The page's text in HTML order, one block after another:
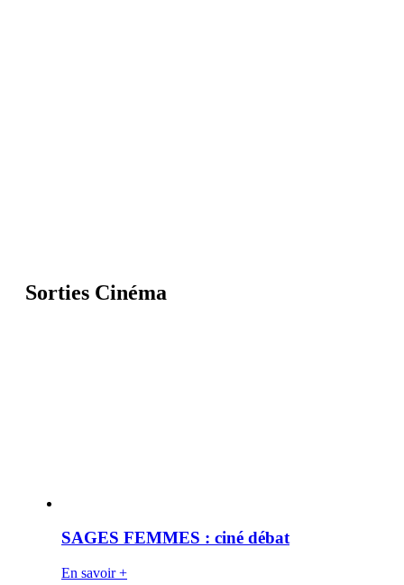
Sorties Cinéma
SAGES FEMMES : ciné débat
En savoir +